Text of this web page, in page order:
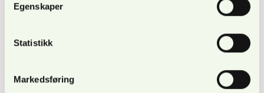
Egenskaper
Statistikk
Markedsføring
«Grønne landsbyer» og en kapasitetsbygging-